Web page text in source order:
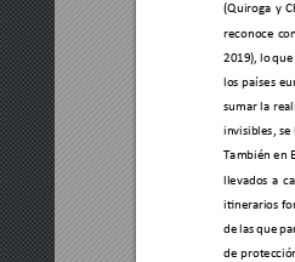
(Quiroga y
reconoce
2019), lo
los países
sumar la
invisibles, se
También en
llevados a
itinerarios
de las que
de protec